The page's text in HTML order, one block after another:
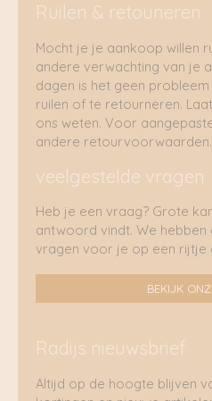
Ruilen & retouneren
Mocht je je aankoop willen
andere verwachting van je
dagen is het geen
ruilen of te retourneren.
ons weten. Voor
andere retourvoorwaarden.
veelgestelde vragen
Heb je een vraag? Grote
antwoord vindt. We hebben
vragen voor je op een rijtje
BEKIJK
Radijs nieuwsbrief
Altijd op de hoogte blijven